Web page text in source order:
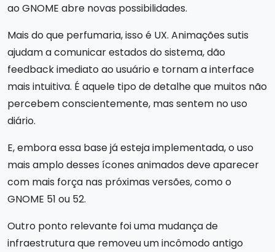
ao GNOME abre novas possibilidades.
Mais do que perfumaria, isso é UX. Animações sutis
ajudam a comunicar estados do sistema, dão
feedback imediato ao usuário e tornam a interface
mais intuitiva. É aquele tipo de detalhe que muitos não
percebem conscientemente, mas sentem no uso
diário.
E, embora essa base já esteja implementada, o uso
mais amplo desses ícones animados deve aparecer
com mais força nas próximas versões, como o
GNOME 51 ou 52.
Outro ponto relevante foi uma mudança de
infraestrutura que removeu um incômodo antigo